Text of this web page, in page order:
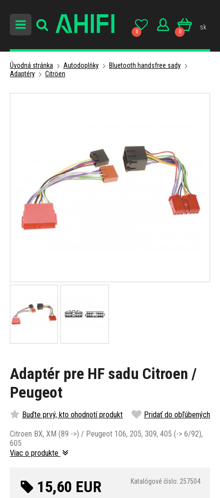
0 0
sk
Úvodná stránka Autodoplňky
Bluetooth handsfree sady
Adaptéry
Citröen
Adaptér pre HF sadu Citroen /
Peugeot
Buďte prvý, kto ohodnotí produkt Pridať do obľúbených
Citroen BX, XM (89 ->) / Peugeot 106, 205, 309, 405 (-> 6/92),
605
Viac o produkte
15,60 EUR Katalógové číslo: 257504